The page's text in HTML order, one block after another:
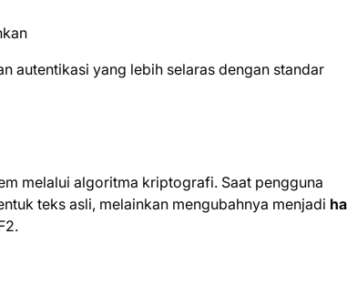
autentikasi yang lebih selaras dengan standar
melalui algoritma kriptografi. Saat pengguna
teks asli, melainkan mengubahnya menjadi